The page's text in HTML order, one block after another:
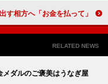
山“ロバート”をフランチャイズ方式に？ 農業やボクシングに精を出す相方へ「お金を払って」
RELATED NEWS
ダルのご褒美はうなぎ屋